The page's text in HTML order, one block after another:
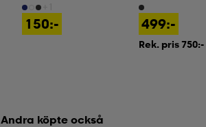
150:- 499:-
Rek. pris 750:-
Andra köpte också